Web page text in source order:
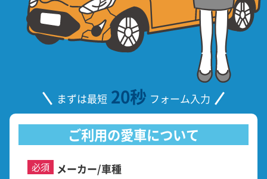
まずは最短 20秒 フォーム入力
ご利用の愛車について
メーカー/車種
必須